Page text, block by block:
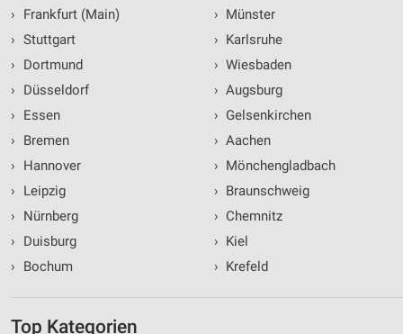
›
Frankfurt (Main)
› Stuttgart
›
Dortmund
›
Düsseldorf
›
Essen
›
Bremen
›
Hannover
›
Leipzig
›
Nürnberg
›
Duisburg
›
Bochum
› Münster
› Karlsruhe
› Wiesbaden
› Augsburg
› Gelsenkirchen
› Aachen
› Mönchengladbach
› Braunschweig
› Chemnitz
› Kiel
› Krefeld
Top Kategorien